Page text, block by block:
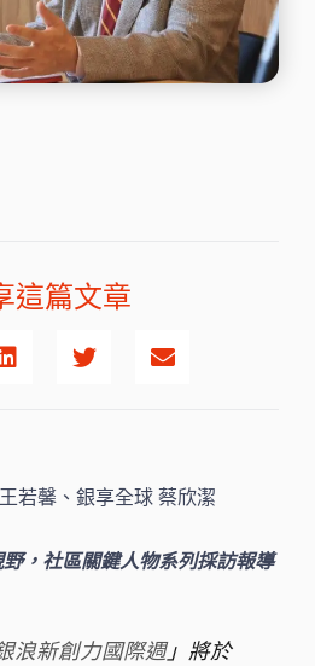
這篇文章
若馨、銀享全球 蔡欣潔
，社區關鍵人物系列採訪報導
浪新創力國際週」將於